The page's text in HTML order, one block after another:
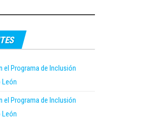
el Programa de Inclusión
León
el Programa de Inclusión
León